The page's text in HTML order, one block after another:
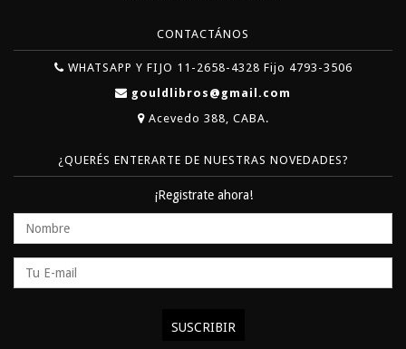
CONTACTÁNOS
WHATSAPP Y FIJO 11-2658-4328 Fijo 4793-3506
gouldlibros@gmail.com
Acevedo 388, CABA.
¿QUERÉS ENTERARTE DE NUESTRAS NOVEDADES?
¡Registrate ahora!